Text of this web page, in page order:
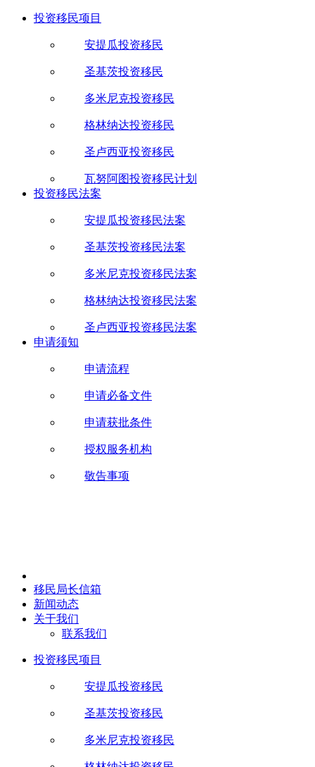
投资移民项目
安提瓜投资移民
圣基茨投资移民
多米尼克投资移民
格林纳达投资移民
圣卢西亚投资移民
瓦努阿图投资移民计划
投资移民法案
安提瓜投资移民法案
圣基茨投资移民法案
多米尼克投资移民法案
格林纳达投资移民法案
圣卢西亚投资移民法案
申请须知
申请流程
申请必备文件
申请获批条件
授权服务机构
敬告事项
移民局长信箱
新闻动态
关于我们
联系我们
投资移民项目
安提瓜投资移民
圣基茨投资移民
多米尼克投资移民